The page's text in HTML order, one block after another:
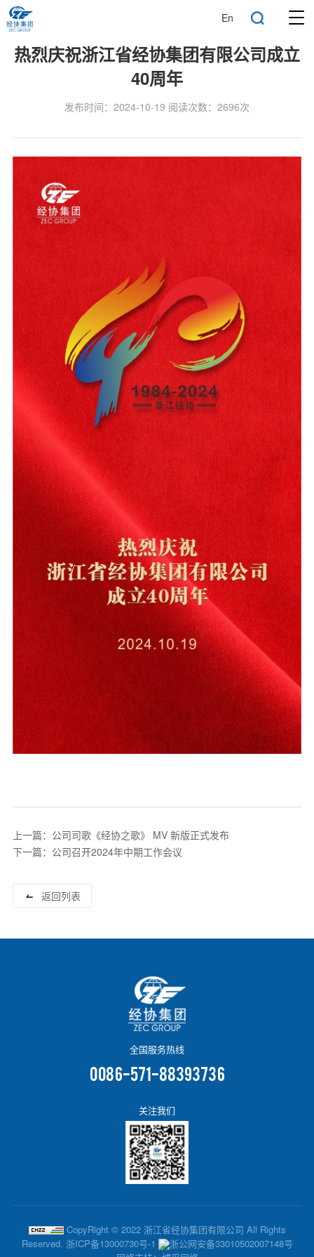
En
热烈庆祝浙江省经协集团有限公司成立
40周年
发布时间：2024-10-19 阅读次数：2696次
上一篇：公司司歌《经协之歌》 MV 新版正式发布
下一篇：公司召开2024年中期工作会议
返回列表
全国服务热线
0086-571-88393736
关注我们
CopyRight © 2022 浙江省经协集团有限公司 All Rights
Reserved. 浙ICP备13000730号-1
浙公网安备33010502007148号